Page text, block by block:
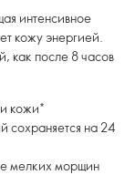
интенсивное
кожу энергией.
как после 8 часов
кожи*
сохраняется на 24
мелких морщин